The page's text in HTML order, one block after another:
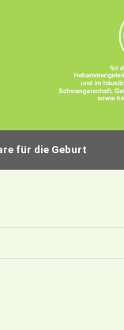
für die Geburt